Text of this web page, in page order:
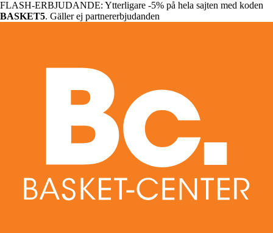
FLASH-ERBJUDANDE: Ytterligare -5% på hela sajten med koden
BASKET5. Gäller ej partnererbjudanden